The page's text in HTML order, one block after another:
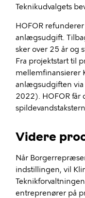
Teknikudvalgets
HOFOR
anlægsudgift.
sker over 25 år og
Fra projektstart til
mellemfinansierer
anlægsudgiften via
2022). HOFOR
Videre
Når
indstillingen, vil
entreprenører på